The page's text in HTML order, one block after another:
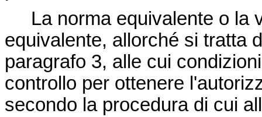
La norma equivalente o la
equivalente, allorché si tratta
paragrafo 3, alle cui
controllo per ottenere
secondo la procedura di cui